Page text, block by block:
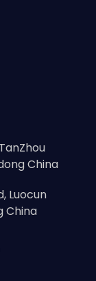
China
Luocun
China